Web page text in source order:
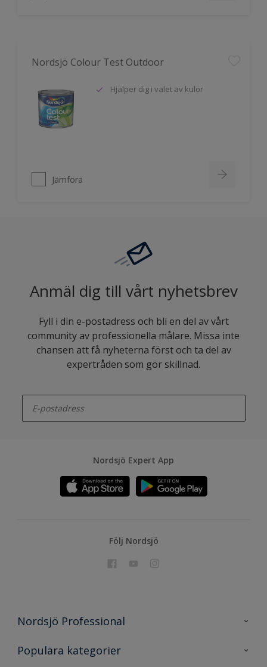
Anmäl dig till vårt nyhetsbrev
Fyll i din e-postadress och bli en del av vårt
community av professionella målare. Missa inte
chansen att få nyheterna först och ta del av
expertråden som gör skillnad.
Nordsjö Expert App
Följ Nordsjö
Nordsjö Professional
Kontakta oss
Populära kategorier